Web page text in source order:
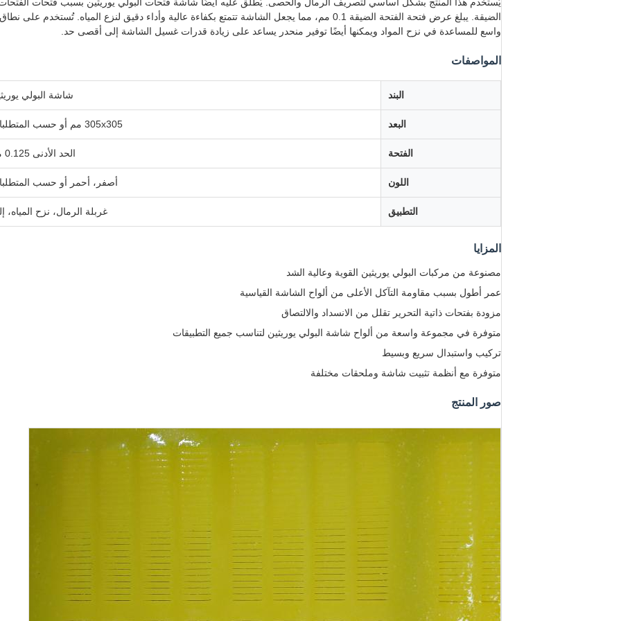
الضيقة. يبلغ عرض فتحة الفتحة الضيقة 0.1 مم، مما يجعل الشاشة تتمتع بكفاءة عالية وأداء دقيق لنزع المياه. تُستخدم على نطاق
واسع للمساعدة في نزح المواد ويمكنها أيضًا توفير منحدر يساعد على زيادة قدرات غسيل الشاشة إلى أقصى حد.
المواصفات
البند شاشة البولي
البعد 305x305 مم أو حسب المتطلبات
الفتحة الحد الأدنى 0.125 مم
اللون أصفر، أحمر أو حسب
التطبيق غربلة الرمال، نزح المياه،
المزايا
مصنوعة من مركبات البولي يوريثين القوية وعالية الشد
عمر أطول بسبب مقاومة التآكل الأعلى من ألواح الشاشة القياسية
مزودة بفتحات ذاتية التحرير تقلل من الانسداد والالتصاق
متوفرة في مجموعة واسعة من ألواح شاشة البولي يوريثين لتناسب جميع التطبيقات
تركيب واستبدال سريع وبسيط
متوفرة مع أنظمة تثبيت شاشة وملحقات مختلفة
صور المنتج